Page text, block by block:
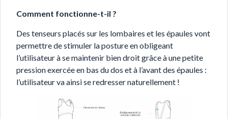
Comment fonctionne-t-il ?
Des tenseurs placés sur les lombaires et les épaules vont
permettre de stimuler la posture en obligeant
l’utilisateur à se maintenir bien droit grâce à une petite
pression exercée en bas du dos et à l’avant des épaules :
l’utilisateur va ainsi se redresser naturellement !